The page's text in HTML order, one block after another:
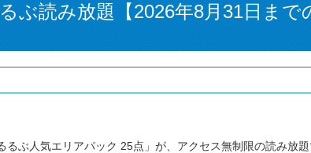
読み放題【2026年8月31日まで
ぶ人気エリアパック 25点」が、アクセス無制限の読み放題